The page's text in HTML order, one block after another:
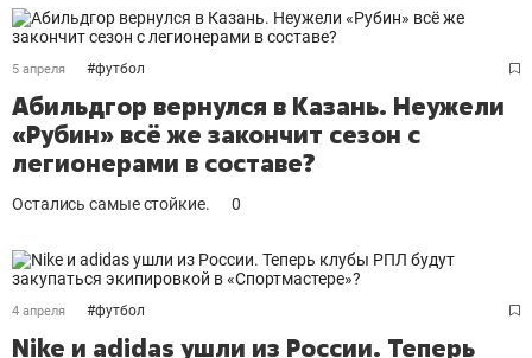
5 апреля #футбол
Абильдгор вернулся в Казань. Неужели
«Рубин» всё же закончит сезон с
легионерами в составе?
Остались самые стойкие. 0
4 апреля #футбол
Nike и adidas ушли из России. Теперь